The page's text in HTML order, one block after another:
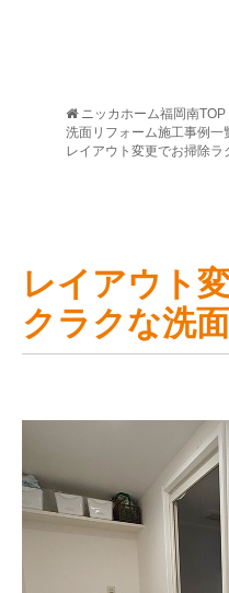
ニッカホーム福岡南TOP
洗面リフォーム施工事例一
レイアウト変更でお掃除ラ
レイアウト
クラクな洗